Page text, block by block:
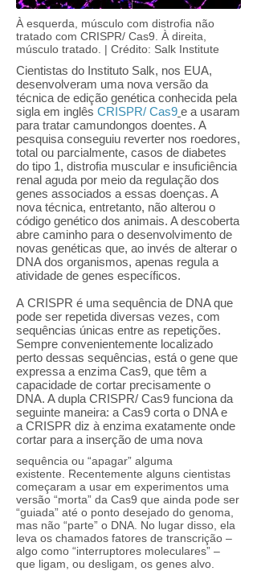
À esquerda, músculo com distrofia não
tratado com CRISPR/ Cas9. À direita,
músculo tratado. | Crédito: Salk Institute
Cientistas do Instituto Salk, nos EUA,
desenvolveram uma nova versão da
técnica de edição genética conhecida pela
sigla em inglês CRISPR/ Cas9 e a usaram
para tratar camundongos doentes. A
pesquisa conseguiu reverter nos roedores,
total ou parcialmente, casos de diabetes
do tipo 1, distrofia muscular e insuficiência
renal aguda por meio da regulação dos
genes associados a essas doenças. A
nova técnica, entretanto, não alterou o
código genético dos animais. A descoberta
abre caminho para o desenvolvimento de
novas genéticas que, ao invés de alterar o
DNA dos organismos, apenas regula a
atividade de genes específicos.
A CRISPR é uma sequência de DNA que
pode ser repetida diversas vezes, com
sequências únicas entre as repetições.
Sempre convenientemente localizado
perto dessas sequências, está o gene que
expressa a enzima Cas9, que têm a
capacidade de cortar precisamente o
DNA. A dupla CRISPR/ Cas9 funciona da
seguinte maneira: a Cas9 corta o DNA e
a CRISPR diz à enzima exatamente onde
cortar para a inserção de uma nova
sequência ou “apagar” alguma
existente. Recentemente alguns cientistas
começaram a usar em experimentos uma
versão “morta” da Cas9 que ainda pode ser
“guiada” até o ponto desejado do genoma,
mas não “parte” o DNA. No lugar disso, ela
leva os chamados fatores de transcrição –
algo como “interruptores moleculares” –
que ligam, ou desligam, os genes alvo.